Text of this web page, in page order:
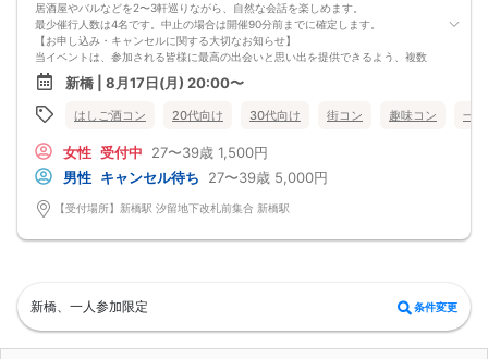
居酒屋やバルなどを2〜3軒巡りながら、自然な会話を楽しめます。
最少催行人数は4名です。中止の場合は開催90分前までに確定します。
【お申し込み・キャンセルに関する大切なお知らせ】
当イベントは、参加される皆様に最高の出会いと思い出を提供できるよう、複数
のWEB窓口（他サイト）でも同時に募集を行っており、全体の男女比のバランス
（1:1）をリアルタイムで調整しながら店舗の予約・準備を行っております。
そのため、ご予約の際は以下の2点について必ずご確認とご理解をお願い申し上げ
ます。
すべての窓口からのお申し込みを「完全先着順」で集計しております。そのた
め、オミカレで残枠表示があっても、他サイトで同時に枠が埋まった場合は、予
告なく即時満席・締め切りとなる場合がございます。
確実にご参加枠を確保されたい方は、早めのお申し込みをお願いいたします。
②【キャンセル・乗り換えについて】
ンセル（ドタキャン）をされた方につきましては、大変遺憾ではございますが、
【今後の当主催イベントへのご参加を一切お断り（ブラックリスト登録）】の処
置を取らせていただきます。
「確実にご参加いただけるスケジュール」でのご予約、および皆様が気持ちよく
新橋 | 8月17日(月) 20:00〜
はしご酒コン 20代向け 30代向け 街コン 趣味コン 一
女性 受付中 27〜39歳 1,500円
男性 キャンセル待ち 27〜39歳 5,000円
【受付場所】新橋駅 汐留地下改札前集合 新橋駅
新橋、一人参加限定 条件変更